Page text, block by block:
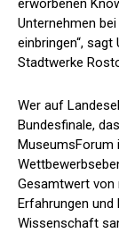
erworbenen
Unternehmen
einbringen“,
Stadtwerke
Wer auf
Bundesfinale,
MuseumsForum
Gesamtwert von
Erfahrungen und
Wissenschaft